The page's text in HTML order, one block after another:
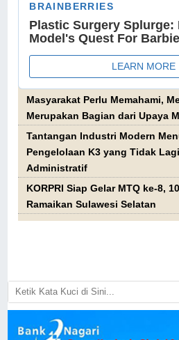
Masyarakat Perlu Memahami,
Merupakan Bagian dari Upaya
Tantangan Industri Modern
Pengelolaan K3 yang Tidak
Administratif
KORPRI Siap Gelar MTQ ke-8,
Ramaikan Sulawesi Selatan